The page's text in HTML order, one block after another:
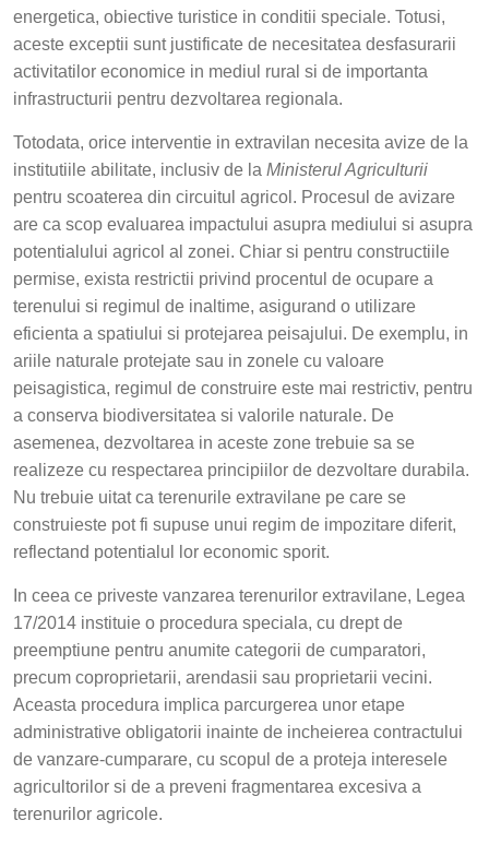
energetica, obiective turistice in conditii speciale. Totusi,
aceste exceptii sunt justificate de necesitatea desfasurarii
activitatilor economice in mediul rural si de importanta
infrastructurii pentru dezvoltarea regionala.
Totodata, orice interventie in extravilan necesita avize de la
institutiile abilitate, inclusiv de la Ministerul Agriculturii
pentru scoaterea din circuitul agricol. Procesul de avizare
are ca scop evaluarea impactului asupra mediului si asupra
potentialului agricol al zonei. Chiar si pentru constructiile
permise, exista restrictii privind procentul de ocupare a
terenului si regimul de inaltime, asigurand o utilizare
eficienta a spatiului si protejarea peisajului. De exemplu, in
ariile naturale protejate sau in zonele cu valoare
peisagistica, regimul de construire este mai restrictiv, pentru
a conserva biodiversitatea si valorile naturale. De
asemenea, dezvoltarea in aceste zone trebuie sa se
realizeze cu respectarea principiilor de dezvoltare durabila.
Nu trebuie uitat ca terenurile extravilane pe care se
construieste pot fi supuse unui regim de impozitare diferit,
reflectand potentialul lor economic sporit.
In ceea ce priveste vanzarea terenurilor extravilane, Legea
17/2014 instituie o procedura speciala, cu drept de
preemptiune pentru anumite categorii de cumparatori,
precum coproprietarii, arendasii sau proprietarii vecini.
Aceasta procedura implica parcurgerea unor etape
administrative obligatorii inainte de incheierea contractului
de vanzare-cumparare, cu scopul de a proteja interesele
agricultorilor si de a preveni fragmentarea excesiva a
terenurilor agricole.